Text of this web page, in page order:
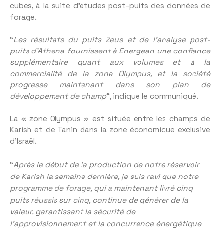
cubes, à la suite d’études post-puits des données de
forage.
“Les résultats du puits Zeus et de l’analyse post-
puits d’Athena fournissent à Energean une confiance
supplémentaire quant aux volumes et à la
commercialité de la zone Olympus, et la société
progresse maintenant dans son plan de
développement de champ“, indique le communiqué.
La « zone Olympus » est située entre les champs de
Karish et de Tanin dans la zone économique exclusive
d’Israël.
“Après le début de la production de notre réservoir
de Karish la semaine dernière, je suis ravi que notre
programme de forage, qui a maintenant livré cinq
puits réussis sur cinq, continue de générer de la
valeur, garantissant la sécurité de
l’approvisionnement et la concurrence énergétique